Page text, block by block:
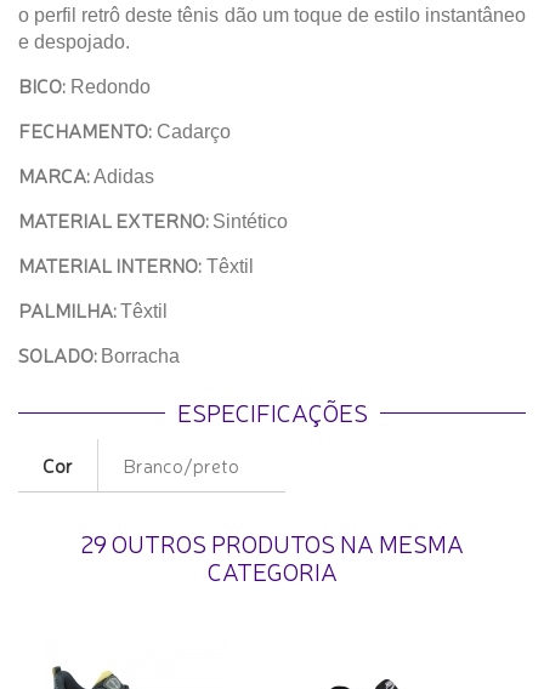
o perfil retrô deste tênis dão um toque de estilo instantâneo
e despojado.
BICO: Redondo
FECHAMENTO: Cadarço
MARCA:Adidas
MATERIAL EXTERNO: Sintético
MATERIAL INTERNO: Têxtil
PALMILHA:Têxtil
SOLADO: Borracha
ESPECIFICAÇÕES
Cor Branco/preto
29 OUTROS PRODUTOS NA MESMA
CATEGORIA